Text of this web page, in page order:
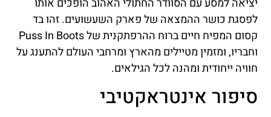
יציאה למסע עם הסוודר החתולי האהוב הופכים אותו
לפסגת כושר ההמצאה של פארק השעשועים. זהו בד
קסום המפיח חיים ברוח ההרפתקנית של Puss In Boots
וחבריו, ומזמין מטיילים מהארץ ומרחבי העולם להתענג על
חוויה ייחודית ומהנה לכל הגילאים.
סיפור אינטראקטיבי